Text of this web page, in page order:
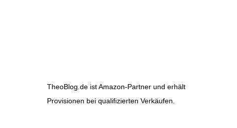
TheoBlog.de ist Amazon-Partner und erhält
Provisionen bei qualifizierten Verkäufen.